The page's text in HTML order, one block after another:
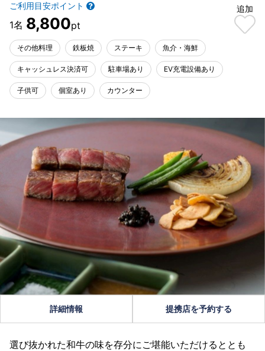
ご利用目安ポイント
8,800
追加
その他料理 鉄板焼 ステーキ 魚介・海鮮
キャッシュレス決済可 駐車場あり EV充電設備あり
子供可 個室あり カウンター
詳細情報 提携店を予約する
選び抜かれた和牛の味を存分にご堪能いただけるととも